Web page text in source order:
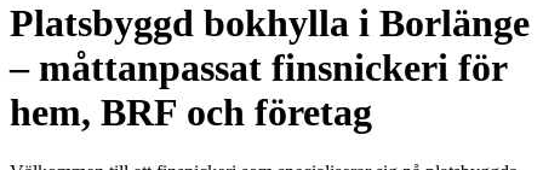
Platsbyggd bokhylla i Borlänge
– måttanpassat finsnickeri för
hem, BRF och företag